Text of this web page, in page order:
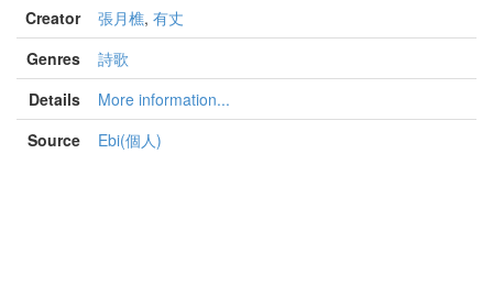
Creator
張月樵, 有丈
Genres
詩歌
Details
More information...
Source
Ebi(個人)